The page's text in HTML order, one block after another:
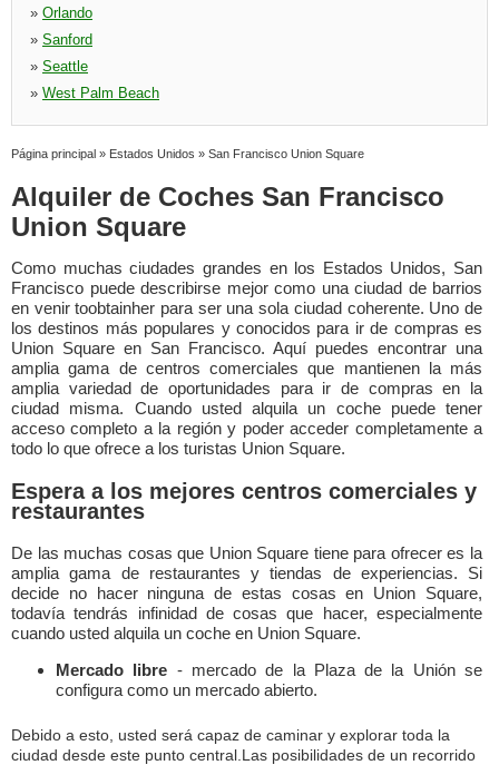
» Orlando
» Sanford
» Seattle
» West Palm Beach
Página principal » Estados Unidos » San Francisco Union Square
Alquiler de Coches San Francisco
Union Square
Como muchas ciudades grandes en los Estados Unidos, San
Francisco puede describirse mejor como una ciudad de barrios
en venir toobtainher para ser una sola ciudad coherente. Uno de
los destinos más populares y conocidos para ir de compras es
Union Square en San Francisco. Aquí puedes encontrar una
amplia gama de centros comerciales que mantienen la más
amplia variedad de oportunidades para ir de compras en la
ciudad misma. Cuando usted alquila un coche puede tener
acceso completo a la región y poder acceder completamente a
todo lo que ofrece a los turistas Union Square.
Espera a los mejores centros comerciales y
restaurantes
De las muchas cosas que Union Square tiene para ofrecer es la
amplia gama de restaurantes y tiendas de experiencias. Si
decide no hacer ninguna de estas cosas en Union Square,
todavía tendrás infinidad de cosas que hacer, especialmente
cuando usted alquila un coche en Union Square.
Mercado libre - mercado de la Plaza de la Unión se
configura como un mercado abierto.
Debido a esto, usted será capaz de caminar y explorar toda la
ciudad desde este punto central.Las posibilidades de un recorrido